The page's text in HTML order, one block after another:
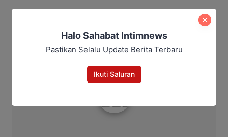
Bagikan
Halo Sahabat Intimnews
Pastikan Selalu Update Berita Terbaru
Ikuti Saluran